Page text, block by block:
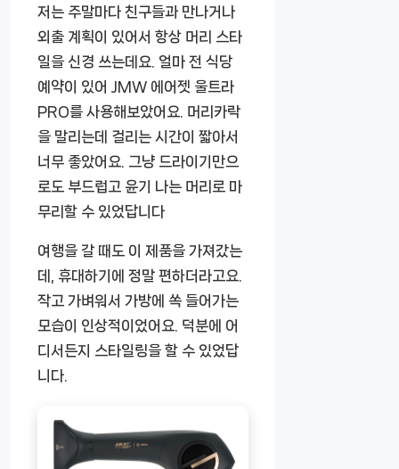
저는 주말마다 친구들과 만나거나
외출 계획이 있어서 항상 머리 스타
일을 신경 쓰는데요. 얼마 전 식당
예약이 있어 JMW 에어젯 울트라
PRO를 사용해보았어요. 머리카락
을 말리는데 걸리는 시간이 짧아서
너무 좋았어요. 그냥 드라이기만으
로도 부드럽고 윤기 나는 머리로 마
무리할 수 있었답니다
여행을 갈 때도 이 제품을 가져갔는
데, 휴대하기에 정말 편하더라고요.
작고 가벼워서 가방에 쏙 들어가는
모습이 인상적이었어요. 덕분에 어
디서든지 스타일링을 할 수 있었답
니다.